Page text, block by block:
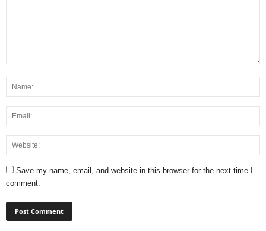
Save my name, email, and website in this browser for the next time I
comment.